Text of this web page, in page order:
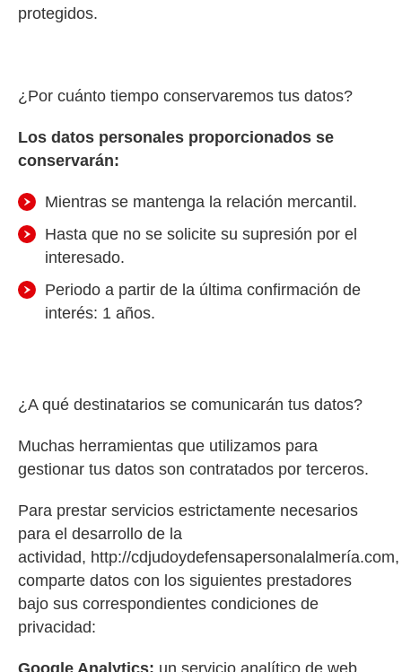
protegidos.
¿Por cuánto tiempo conservaremos tus datos?
Los datos personales proporcionados se
conservarán:
Mientras se mantenga la relación mercantil.
Hasta que no se solicite su supresión por el
interesado.
Periodo a partir de la última confirmación de
interés: 1 años.
¿A qué destinatarios se comunicarán tus datos?
Muchas herramientas que utilizamos para
gestionar tus datos son contratados por terceros.
Para prestar servicios estrictamente necesarios
para el desarrollo de la
actividad, http://cdjudoydefensapersonalalmería.com,
comparte datos con los siguientes prestadores
bajo sus correspondientes condiciones de
privacidad:
Google Analytics: un servicio analítico de web